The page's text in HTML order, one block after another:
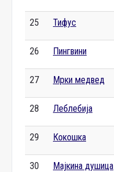
25 Тифус
26 Пингвини
27 Мрки медвед
28 Леблебија
29 Кокошка
30 Мајкина душица